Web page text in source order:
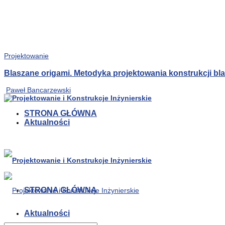
Projektowanie
Blaszane origami. Metodyka projektowania konstrukcji
Paweł Bancarzewski
STRONA GŁÓWNA
Aktualności
STRONA GŁÓWNA
Aktualności